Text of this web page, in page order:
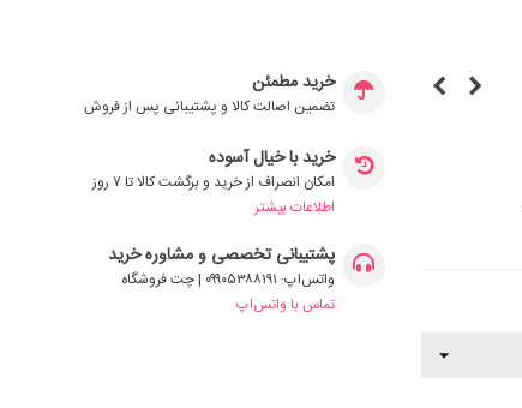
خرید مطمئن
تضمین اصالت کالا و پشتیبانی پس از فروش
خرید با خیال آسوده
امکان انصراف از خرید و برگشت کالا تا ۷ روز
اطلاعات بیشتر
پشتیبانی تخصصی و مشاوره خرید
واتس‌اپ: ۰۹۹۰۵۳۸۸۱۹۱ | چت فروشگاه
تماس با واتس‌اپ